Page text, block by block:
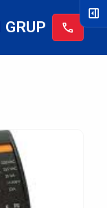
call
right_panel_open